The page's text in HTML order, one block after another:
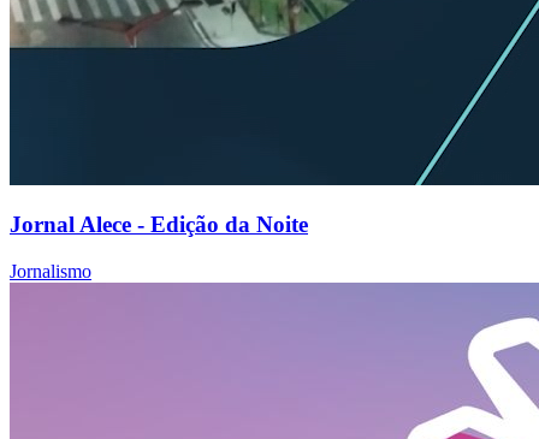
Jornal Alece - Edição da Noite
Jornalismo